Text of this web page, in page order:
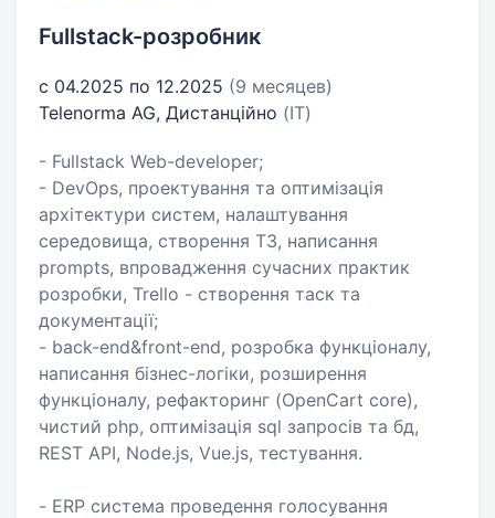
Fullstack-розробник
с 04.2025 по 12.2025 (9 месяцев)
Telenorma AG, Дистанційно (IT)
- Fullstack Web-developer;
- DevOps, проектування та оптимізація
архітектури систем, налаштування
середовища, створення ТЗ, написання
prompts, впровадження сучасних практик
розробки, Trello - створення таск та
документації;
- back-end&front-end, розробка функціоналу,
написання бізнес-логіки, розширення
функціоналу, рефакторинг (OpenCart core),
чистий php, оптимізація sql запросів та бд,
REST API, Node.js, Vue.js, тестування.
- ERP система проведення голосування